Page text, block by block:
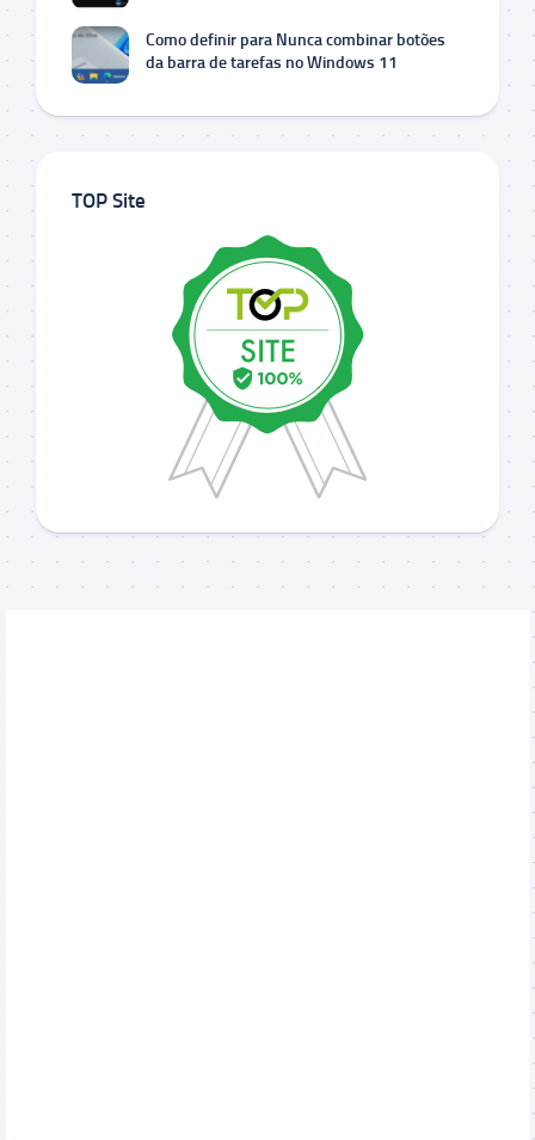
Como definir para Nunca combinar botões
da barra de tarefas no Windows 11
TOP Site